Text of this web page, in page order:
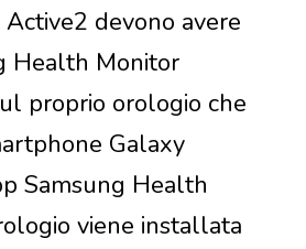
devono avere
Health Monitor
proprio orologio che
Galaxy
Samsung Health
viene installata